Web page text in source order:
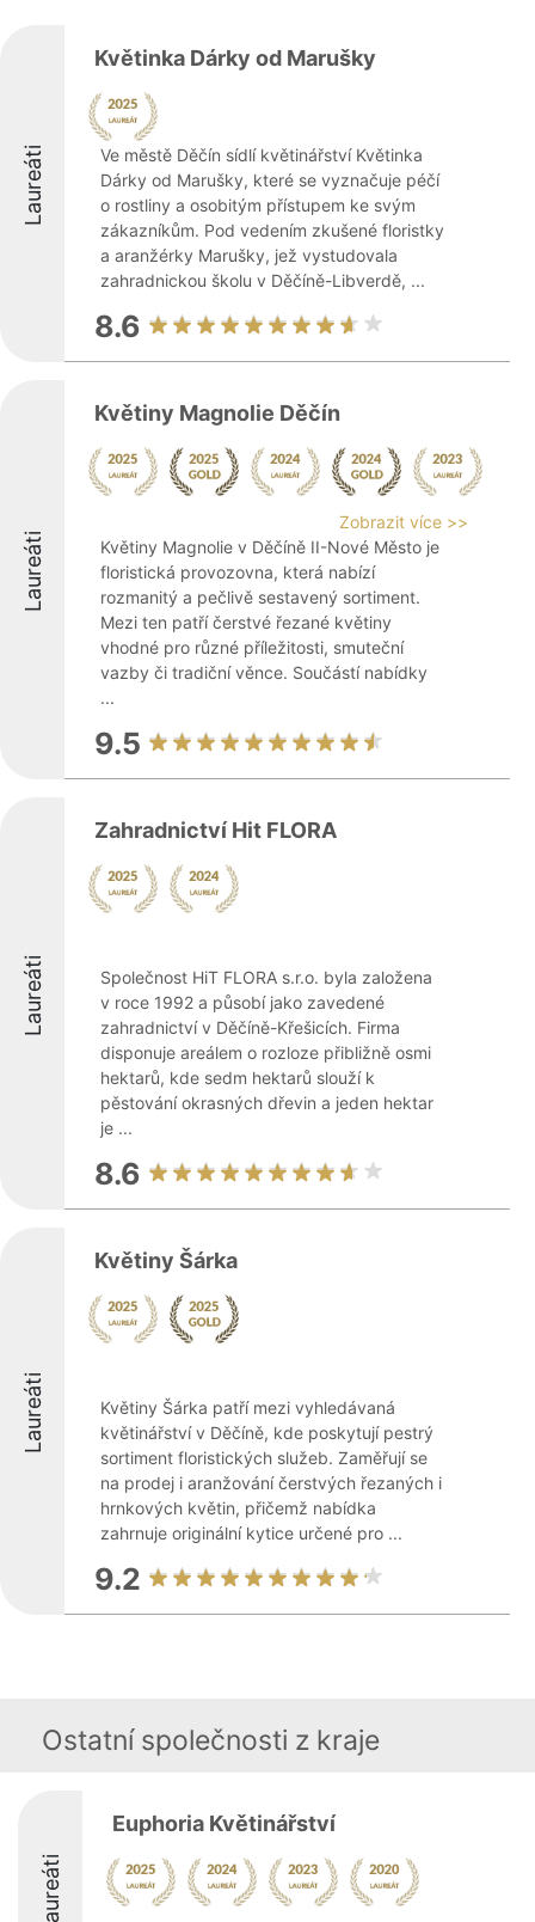
Laureáti
Květinka Dárky od Marušky
Ve městě Děčín sídlí květinářství Květinka
Dárky od Marušky, které se vyznačuje péčí
o rostliny a osobitým přístupem ke svým
zákazníkům. Pod vedením zkušené floristky
a aranžérky Marušky, jež vystudovala
zahradnickou školu v Děčíně-Libverdě, ...
8.6
Laureáti
Květiny Magnolie Děčín
Zobrazit více >>
Květiny Magnolie v Děčíně II-Nové Město je
floristická provozovna, která nabízí
rozmanitý a pečlivě sestavený sortiment.
Mezi ten patří čerstvé řezané květiny
vhodné pro různé příležitosti, smuteční
vazby či tradiční věnce. Součástí nabídky
...
9.5
Laureáti
Zahradnictví Hit FLORA
Společnost HiT FLORA s.r.o. byla založena
v roce 1992 a působí jako zavedené
zahradnictví v Děčíně-Křešicích. Firma
disponuje areálem o rozloze přibližně osmi
hektarů, kde sedm hektarů slouží k
pěstování okrasných dřevin a jeden hektar
je ...
8.6
Laureáti
Květiny Šárka
Květiny Šárka patří mezi vyhledávaná
květinářství v Děčíně, kde poskytují pestrý
sortiment floristických služeb. Zaměřují se
na prodej i aranžování čerstvých řezaných i
hrnkových květin, přičemž nabídka
zahrnuje originální kytice určené pro ...
9.2
Ostatní společnosti z kraje
Laureáti
Euphoria Květinářství